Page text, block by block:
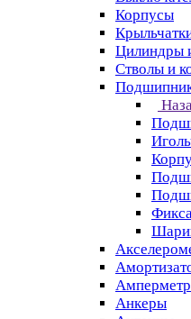
Корпусы
Цилиндры
Стволы и
Анкеры